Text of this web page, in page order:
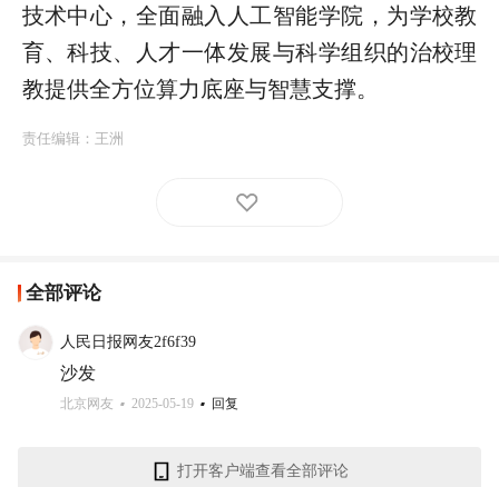
技术中心，全面融入人工智能学院，为学校教
育、科技、人才一体发展与科学组织的治校理
教提供全方位算力底座与智慧支撑。
责任编辑： 王洲
全部评论
人民日报网友2f6f39
沙发
北京网友 2025-05-19 回复
打开客户端查看全部评论